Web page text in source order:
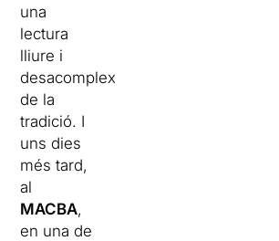
una
lectura
lliure i
desacomplexada
de la
tradició. I
uns dies
més tard,
al
MACBA,
en una de